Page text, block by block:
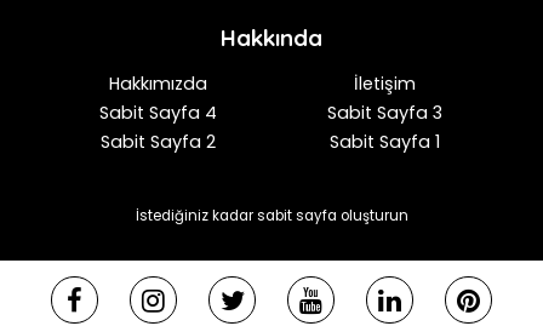
Hakkında
Hakkımızda
İletişim
Sabit Sayfa 4
Sabit Sayfa 3
Sabit Sayfa 2
Sabit Sayfa 1
İstediğiniz kadar sabit sayfa oluşturun